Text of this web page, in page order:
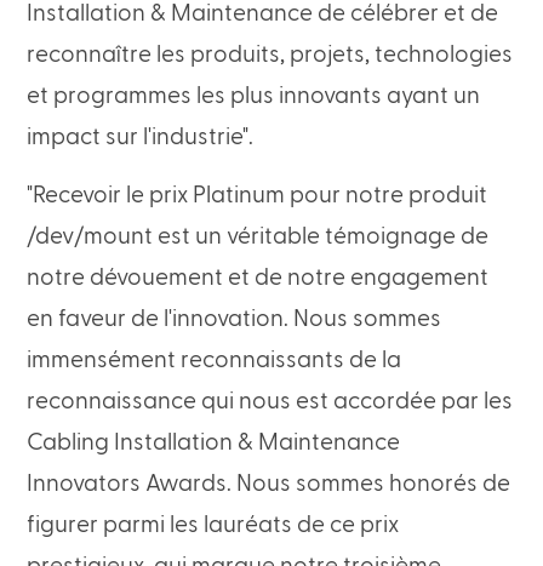
Installation & Maintenance de célébrer et de
reconnaître les produits, projets, technologies
et programmes les plus innovants ayant un
impact sur l'industrie".
"Recevoir le prix Platinum pour notre produit
/dev/mount est un véritable témoignage de
notre dévouement et de notre engagement
en faveur de l'innovation. Nous sommes
immensément reconnaissants de la
reconnaissance qui nous est accordée par les
Cabling Installation & Maintenance
Innovators Awards. Nous sommes honorés de
figurer parmi les lauréats de ce prix